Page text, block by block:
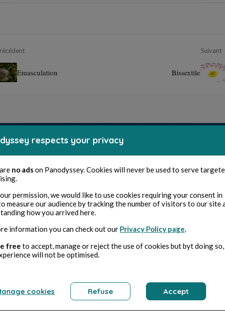
Emasculation
Suivant
Bissextile
respects your privacy
no adson Panodyssey. Cookies will never be used to serve
permission, we would like to use cookies requiring your consent in
measure our audience by tracking the number of visitors to our site
how you arrived here.
information you can check out our Privacy Policy page.
free to accept, manage or reject the use of cookies but byt doing so,
will not be optimised.
cookies Refuse Accept